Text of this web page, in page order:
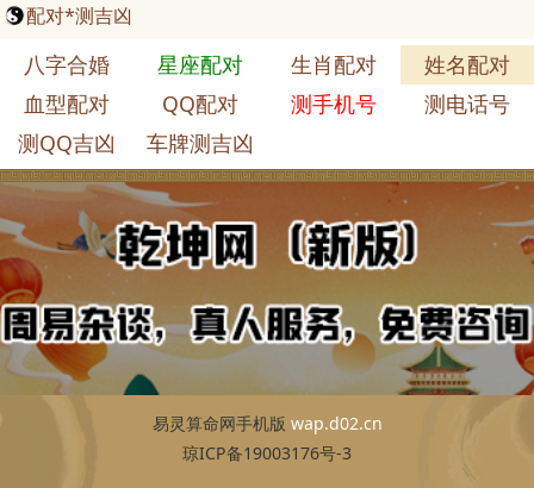
配对*测吉凶
八字合婚 星座配对 生肖配对
姓名配对
血型配对
QQ配对 测手机号
测电话号
测QQ吉凶
车牌测吉凶
易灵算命网手机版 wap.d02.cn
琼ICP备19003176号-3